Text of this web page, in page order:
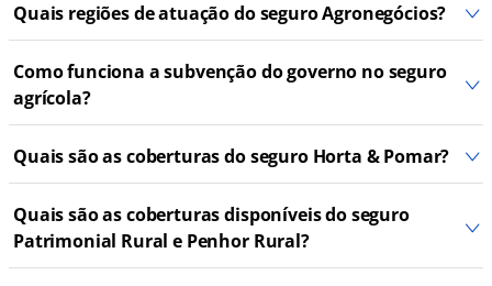
Quais regiões de atuação do seguro Agronegócios?
Como funciona a subvenção do governo no seguro
agrícola?
Quais são as coberturas do seguro Horta & Pomar?
Quais são as coberturas disponíveis do seguro
Patrimonial Rural e Penhor Rural?